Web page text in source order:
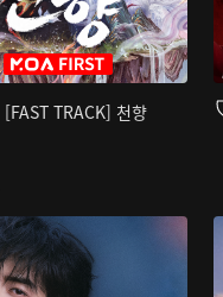
[FAST TRACK] 천향